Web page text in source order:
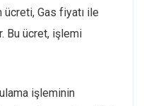
Gas fiyatı ile
Bu ücret, işlemi
işleminin